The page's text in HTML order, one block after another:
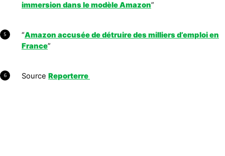
immersion dans le modèle Amazon”
5 “Amazon accusée de détruire des milliers d’emploi en
France”
6 Source Reporterre